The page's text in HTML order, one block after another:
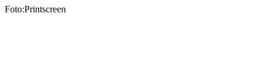
Foto:Printscreen